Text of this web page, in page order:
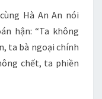
Hà An An nói
hận: “Ta không
ta bà ngoại chính
chết, ta phiền